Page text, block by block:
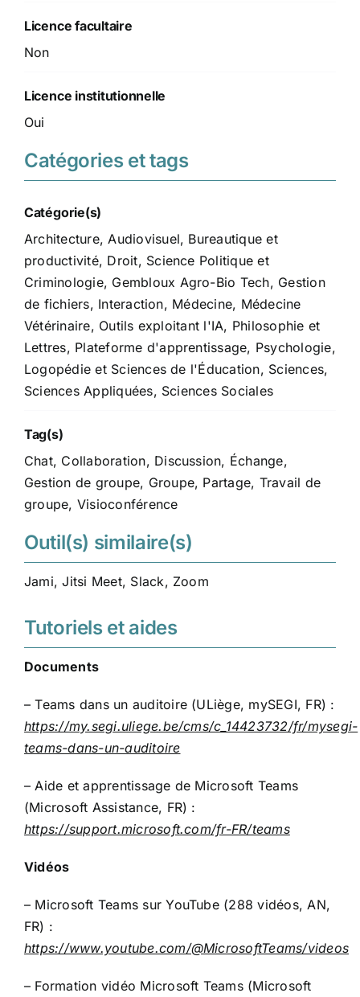
Licence facultaire
Non
Licence institutionnelle
Oui
Catégories et tags
Catégorie(s)
Architecture,Audiovisuel, Bureautique et
productivité, Droit, Science Politique et
Criminologie, Gembloux Agro-Bio Tech, Gestion
de fichiers, Interaction, Médecine, Médecine
Vétérinaire, Outils exploitant l'IA, Philosophie et
Lettres, Plateforme d'apprentissage, Psychologie,
Logopédie et Sciences de l'Éducation, Sciences,
Sciences Appliquées, Sciences Sociales
Tag(s)
Chat, Collaboration, Discussion, Échange,
Gestion de groupe, Groupe, Partage, Travail de
groupe, Visioconférence
Outil(s) similaire(s)
Jami,Jitsi Meet, Slack, Zoom
Tutoriels et aides
Documents
– Teams dans un auditoire (ULiège, mySEGI, FR) :
https://my.segi.uliege.be/cms/c_14423732/fr/mysegi-
teams-dans-un-auditoire
– Aide et apprentissage de Microsoft Teams
(Microsoft Assistance, FR) :
https://support.microsoft.com/fr-FR/teams
Vidéos
– Microsoft Teams sur YouTube (288 vidéos, AN,
FR) :
https://www.youtube.com/@MicrosoftTeams/videos
– Formation vidéo Microsoft Teams (Microsoft